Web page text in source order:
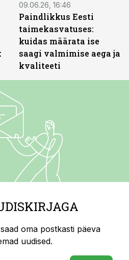
09.06.26, 16:46
Paindlikkus Eesti
taimekasvatuses:
kuidas määrata ise
saagi valmimise aega ja
kvaliteeti
oma postkasti päeva
uudised.